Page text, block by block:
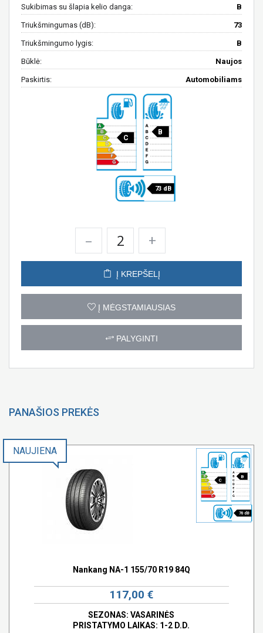
Sukibimas su šlapia kelio danga: B
Triukšmingumas (dB): 73
Triukšmingumo lygis: B
Būklė: Naujos
Paskirtis: Automobiliams
C
B
73 dB
– +
Į KREPŠELĮ
Į MĖGSTAMIAUSIAS
PALYGINTI
PANAŠIOS PREKĖS
C
B
70 dB
NAUJIENA
Nankang NA-1 155/70 R19 84Q
117,00 €
SEZONAS: VASARINĖS
PRISTATYMO LAIKAS: 1-2 D.D.